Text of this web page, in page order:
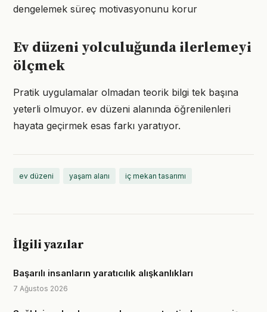
dengelemek süreç motivasyonunu korur
Ev düzeni yolculuğunda ilerlemeyi
ölçmek
Pratik uygulamalar olmadan teorik bilgi tek başına
yeterli olmuyor. ev düzeni alanında öğrenilenleri
hayata geçirmek esas farkı yaratıyor.
ev düzeni yaşam alanı iç mekan tasarımı
İlgili yazılar
Başarılı insanların yaratıcılık alışkanlıkları
7 Ağustos 2026